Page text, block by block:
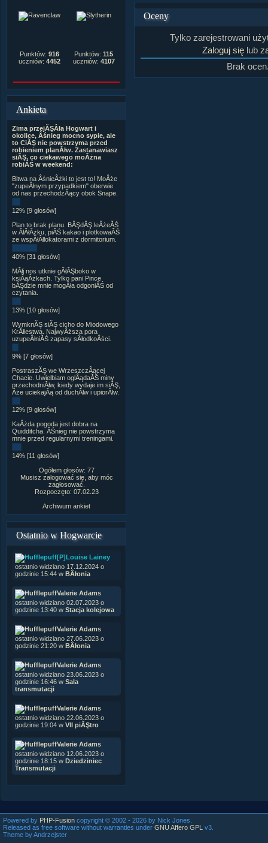
Punktów: 916
uczniów: 4452
Punktów: 115
uczniów: 4107
Ankieta
Zima przejĂŞÂła Hogwart i
okolice, Âśnieg mocno sypie, ale
to CiĂŞ nie powstrzyma przed
robieniem planĂłw. Zastanawiasz
siĂŞ, co ciekawego moÂżna
robiĂŚ w weekend:
Bitwa na ÂśnieÂżki to jest to! MoÂże
"zupeÂłnym przypadkiem" oberwie
od nas przechodzÂący obok Snape.
12% [9 głosów]
Plan to brak planu. BĂŞdĂŞ leÂżeĂŚ
w ÂłĂłÂżku, piĂŚ kakao i plotkowaĂŚ
ze wspĂłÂłlokatorami z dormitorium.
40% [31 głosów]
MĂłj nos utknie gÂłĂŞboko w
ksiÂąÂżkach. Tylko pani Pince
bĂŞdzie mnie mogÂła odgoniĂŚ od
czytania.
13% [10 głosów]
WymknĂŞ siĂŞ cicho do Miodowego
KrĂłlestwa. NajwyÂższa pora
uzupeÂłniĂŚ zapasy sÂłodkoÂści.
9% [7 głosów]
PostraszĂŞ we WrzeszczÂącej
Chacie. Uwielbiam oglÂądaĂŚ miny
przechodniĂłw, kiedy wydaje im siĂŞ,
Âże uciekajÂą od duchĂłw i upiorĂłw.
12% [9 głosów]
KaÂżda pogoda jest dobra na
Quidditcha. ÂŚnieg nie powstrzyma
mnie przed regularnymi treningami.
14% [11 głosów]
Ogółem głosów: 77
Musisz zalogować się, aby móc
zagłosować.
Rozpoczęto: 07.02.23
Archiwum ankiet
Ostatnio w Hogwarcie
[P]Louise Lainey
ostatnio widziano 17.12.2024 o
godzinie 15:44 w BÂłonia
Valerie Adams
ostatnio widziano 02.07.2023 o
godzinie 13:40 w Stacja kolejowa
Valerie Adams
ostatnio widziano 27.06.2023 o
godzinie 21:20 w BÂłonia
Valerie Adams
ostatnio widziano 23.06.2023 o
godzinie 16:46 w Sala
transmutacji
Valerie Adams
ostatnio widziano 22.06.2023 o
godzinie 19:04 w VII piĂŞtro
Valerie Adams
ostatnio widziano 12.06.2023 o
godzinie 18:15 w Dziedziniec
Transmutacji
Oceny
Tylko zarejestrowani
Zaloguj się lub
Brak
Powered by PHP-Fusion copyright © 2002 - 2026 by Nick Jones.
Released as free software without warranties under GNU Affero GPL
v3.
Theme by Andrzejster